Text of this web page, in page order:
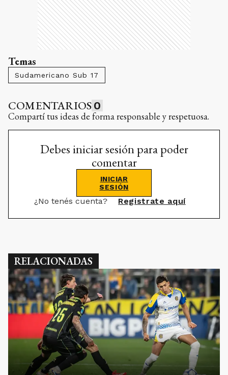
Temas
Sudamericano Sub 17
COMENTARIOS 0
Compartí tus ideas de forma responsable y respetuosa.
Debes iniciar sesión para poder
comentar
INICIAR
SESIÓN
¿No tenés cuenta? Registrate aquí
RELACIONADAS